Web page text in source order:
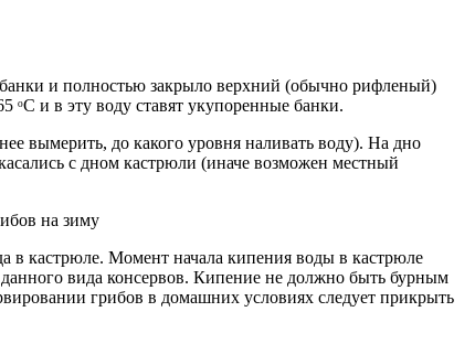
и полностью закрыло верхний (обычно рифленый)
и в эту воду ставят укупоренные банки.
вымерить, до какого уровня наливать воду). На дно
с дном кастрюли (иначе возможен местный
в кастрюле. Момент начала кипения воды в кастрюле
вида консервов. Кипение не должно быть бурным
грибов в домашних условиях следует прикрыть